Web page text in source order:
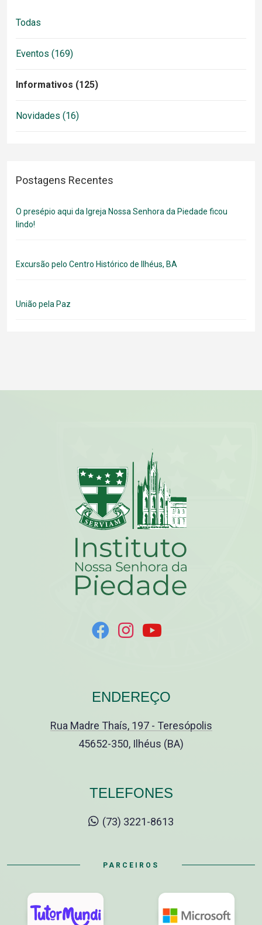
Todas
Eventos (169)
Informativos (125)
Novidades (16)
Postagens Recentes
O presépio aqui da Igreja Nossa Senhora da Piedade ficou
lindo!
Excursão pelo Centro Histórico de Ilhéus, BA
União pela Paz
ENDEREÇO
Rua Madre Thaís, 197 - Teresópolis
45652-350, Ilhéus (BA)
TELEFONES
(73) 3221-8613
PARCEIROS